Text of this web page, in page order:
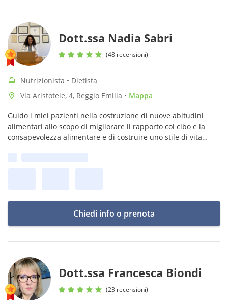
Dott.ssa Nadia Sabri
(48 recensioni)
Nutrizionista • Dietista
Via Aristotele, 4, Reggio Emilia • Mappa
Guido i miei pazienti nella costruzione di nuove abitudini
alimentari allo scopo di migliorare il rapporto col cibo e la
consapevolezza alimentare e di costruire uno stile di vita
Chiedi info o prenota
Dott.ssa Francesca Biondi
(23 recensioni)